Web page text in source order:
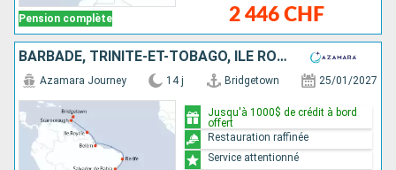
Pension complète 2 446 CHF
BARBADE, TRINITÉ-ET-TOBAGO, ÎLE ROYALE, BRÉSIL
Azamara Journey 14 j Bridgetown 25/01/2027
Jusqu'à 1000$ de crédit à bord
offert
Restauration raffinée
Service attentionné